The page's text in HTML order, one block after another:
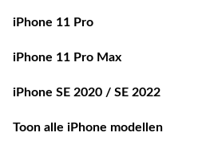
iPhone 11 Pro
iPhone 11 Pro Max
iPhone SE 2020 / SE 2022
Toon alle iPhone modellen